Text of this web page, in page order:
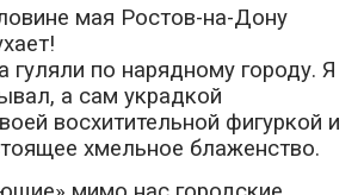
мая Ростов-на-Дону
по нарядному городу. Я
а сам украдкой
восхитительной фигуркой и
хмельное блаженство.